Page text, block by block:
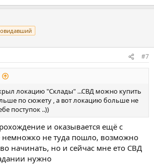
#7
локацию "Склады" ...СВД можно купить
по сюжету , а вот локацию больше не
поступок ..))
и оказывается ещё с
немножко не туда пошло, возможно
начинать, но и сейчас мне ето СВД
нужно